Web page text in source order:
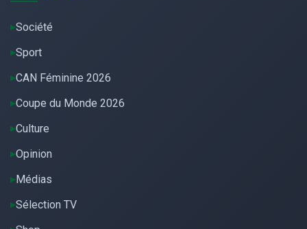
Société
Sport
CAN Féminine 2026
Coupe du Monde 2026
Culture
Opinion
Médias
Sélection TV